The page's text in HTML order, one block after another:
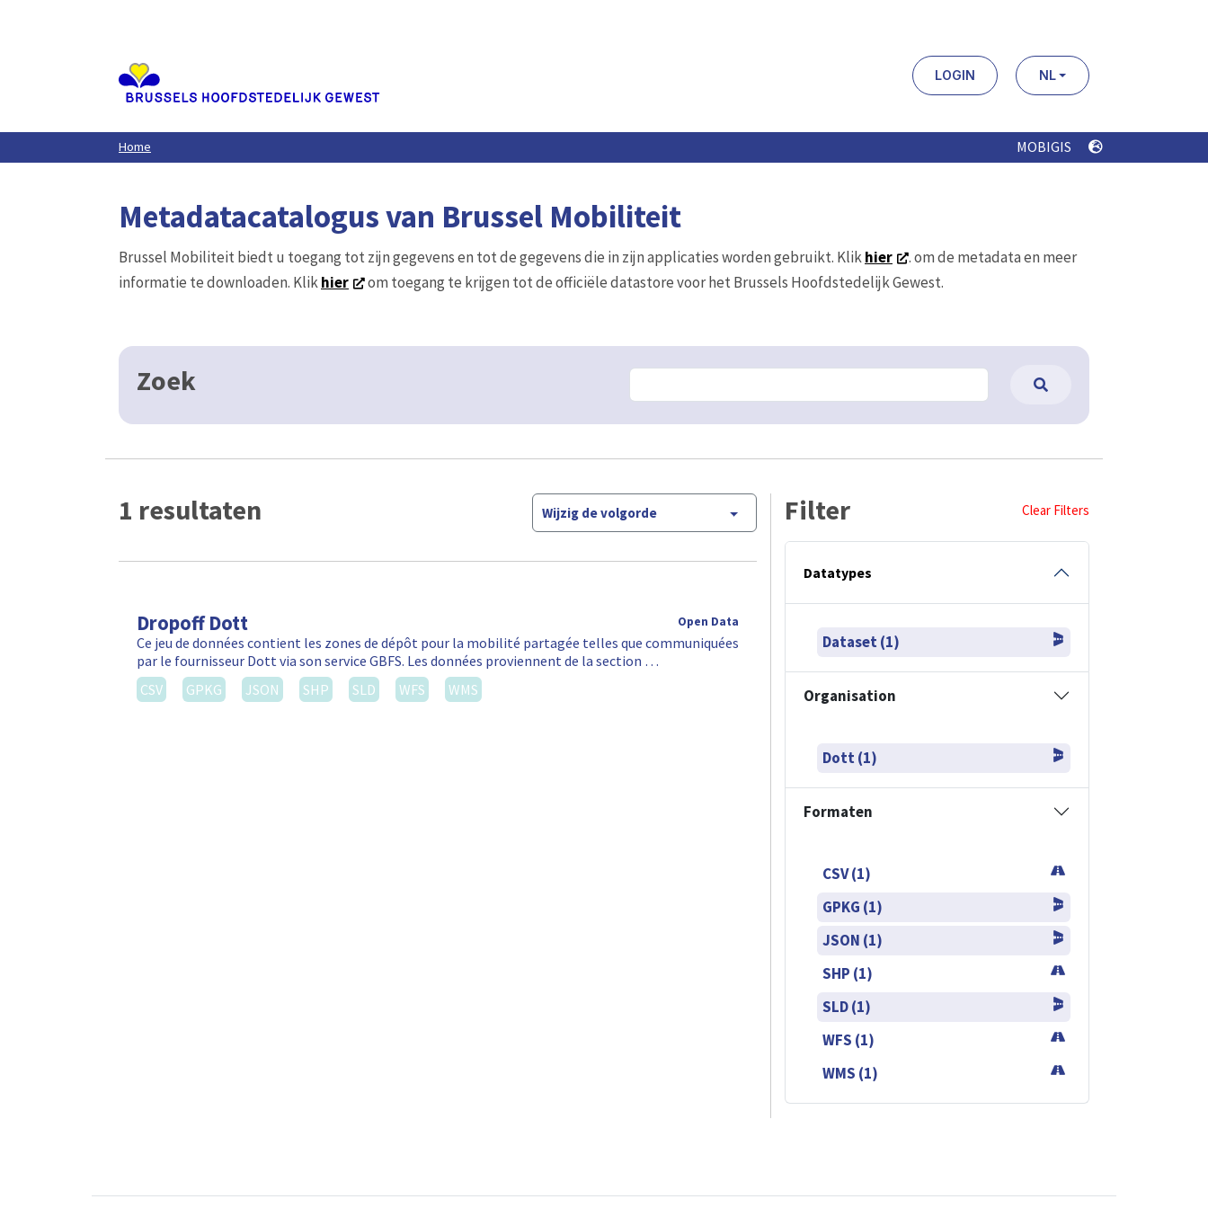
LOGIN NL
Home MOBIGIS
Metadatacatalogus van Brussel Mobiliteit
Brussel Mobiliteit biedt u toegang tot zijn gegevens en tot de gegevens die in zijn applicaties worden gebruikt. Klikhier
. om de metadata en meer
informatie te downloaden. Klikhier om toegang te krijgen tot de officiële datastore voor het Brussels Hoofdstedelijk Gewest.
Zoek
1 resultaten Wijzig de volgorde
Dropoff Dott Open Data
Ce jeu de données contient les zones de dépôt pour la mobilité partagée telles que communiquées
par le fournisseur Dott via son service GBFS. Les données proviennent de la section …
CSV
GPKG JSON SHP SLD WFS WMS
Filter Clear Filters
Datatypes
Dataset (1)
Organisation
Dott (1)
Formaten
CSV (1)
GPKG (1)
JSON (1)
SHP (1)
SLD (1)
WFS (1)
WMS (1)